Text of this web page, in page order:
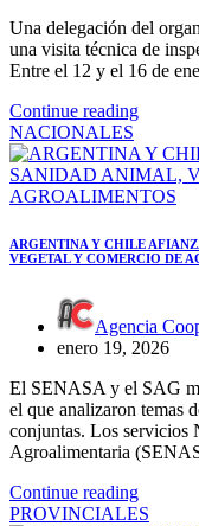
Una delegación del
una visita técnica de
Entre el 12 y el 16 de
Continue reading
NACIONALES
ARGENTINA Y CHILE
VEGETAL Y COMERCIO DE
Agencia
enero 19, 2026
El SENASA y el SAG
el que analizaron temas
conjuntas. Los servicios
Agroalimentaria
Continue reading
PROVINCIALES